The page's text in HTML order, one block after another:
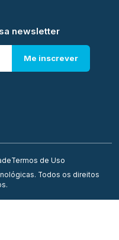
newsletter
Me inscrever
Termos de Uso
Todos os direitos